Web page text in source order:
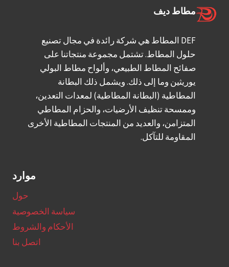
مطاط ديف
DEF المطاط هي شركة رائدة في مجال تصنيع
حلول المطاط. تشتمل مجموعة منتجاتنا على
صفائح المطاط الطبيعي، وألواح مطاط البولي
يوريثين وما إلى ذلك. ويشمل ذلك البطانة
المطاطية (البطانة المطاطية) لمعدات التعدين،
وممسحة تنظيف الأرضيات، والحزام المطاطي
المتزامن، والعديد من المنتجات المطاطية الأخرى
المقاومة للتآكل.
موارد
حول
سياسة الخصوصية
الأحكام والشروط
اتصل بنا